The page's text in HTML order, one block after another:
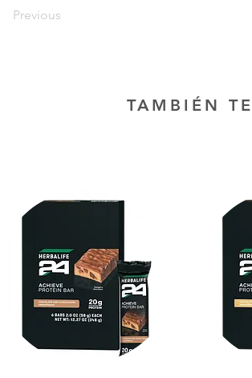
Previous
TAMBIÉN